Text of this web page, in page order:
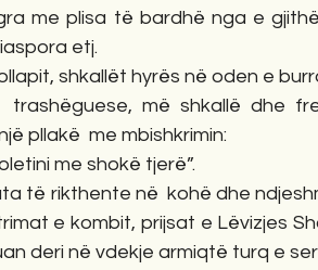
me plisa të bardhë nga e
etj.
shkallët hyrës në oden e
trashëguese, më shkallë dhe
pllakë  me mbishkrimin:
me shokë tjerë”.
të rikthente në  kohë dhe
e kombit, prijsat e Lëvizjes
deri në vdekje armiqtë turq e